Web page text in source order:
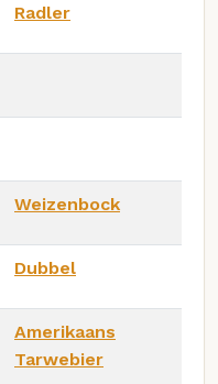
Radler
Weizenbock
Dubbel
Amerikaans
Tarwebier